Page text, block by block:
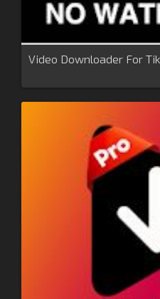
Video Downloader For